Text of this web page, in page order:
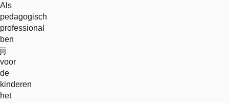
Als
pedagogisch
professional
ben
jij
voor
de
kinderen
het